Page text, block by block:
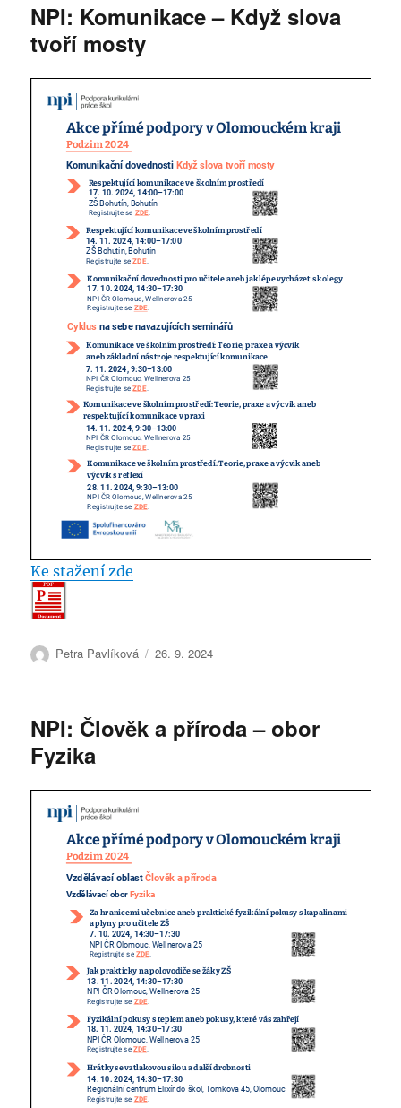
NPI: Komunikace – Když slova
tvoří mosty
Ke stažení zde
Autor:
Petra Pavlíková Publikováno:
26. 9. 2024
NPI: Člověk a příroda – obor
Fyzika